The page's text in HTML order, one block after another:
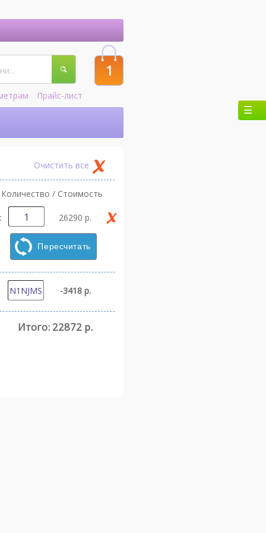
Прайс-лист
1
Очистить все
Количество / Стоимость
26290 р.
Пересчитать
-3418 р.
Итого: 22872 р.